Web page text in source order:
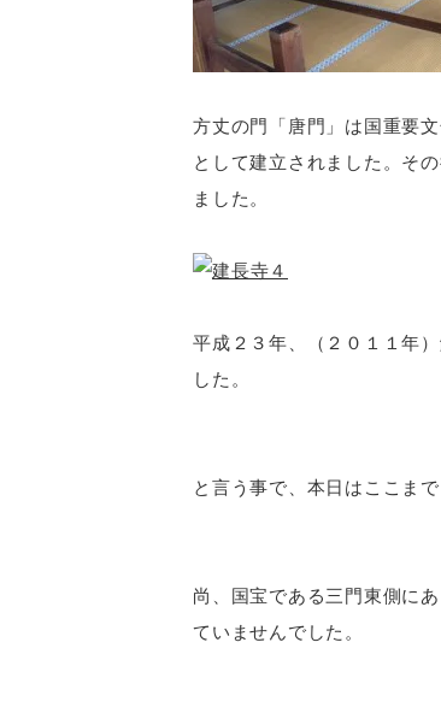
方丈の門「唐門」は国重要
として建立されました。そ
ました。
平成２３年、（２０１１年
した。
と言う事で、本日はここま
尚、国宝である三門東側に
ていませんでした。